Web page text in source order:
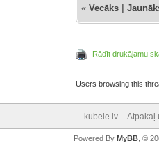
«Vecāks |
Rādīt drukājamu
Users browsing this
kubele.lv Atpakaļ
Powered By MyBB, ©